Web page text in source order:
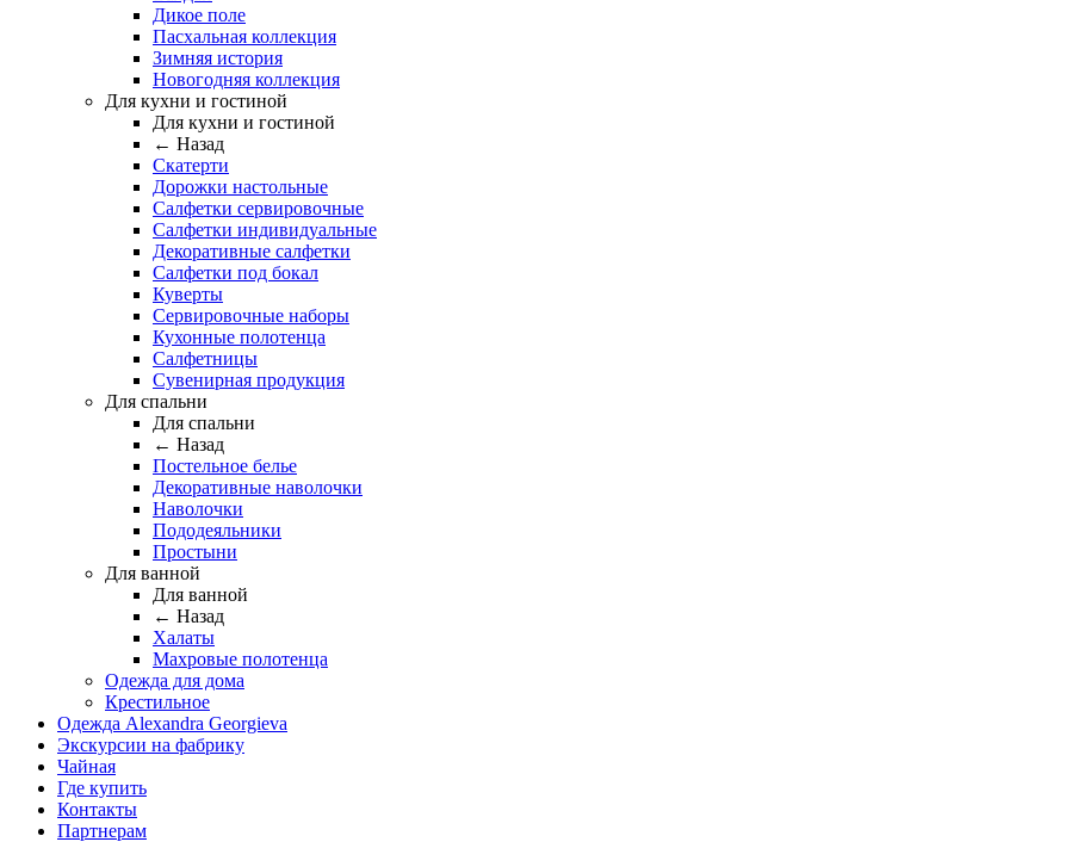
Дикое поле
Пасхальная коллекция
Зимняя история
Новогодняя коллекция
Для кухни и гостиной
Для кухни и гостиной
← Назад
Скатерти
Дорожки настольные
Салфетки сервировочные
Салфетки индивидуальные
Декоративные салфетки
Салфетки под бокал
Куверты
Сервировочные наборы
Кухонные полотенца
Салфетницы
Сувенирная продукция
Для спальни
Для спальни
← Назад
Постельное белье
Декоративные наволочки
Наволочки
Пододеяльники
Простыни
Для ванной
Для ванной
← Назад
Халаты
Махровые полотенца
Одежда для дома
Крестильное
Одежда Alexandra Georgieva
Экскурсии на фабрику
Чайная
Где купить
Контакты
Партнерам